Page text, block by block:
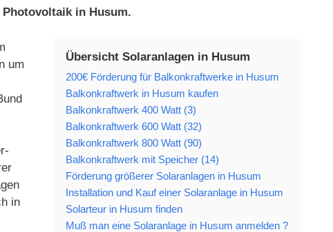
in Husum.
Übersicht Solaranlagen in Husum
200€ Förderung für Balkonkraftwerke in Husum
Balkonkraftwerk in Husum kaufen
Balkonkraftwerk 400 Watt (3)
Balkonkraftwerk 600 Watt (32)
Balkonkraftwerk 800 Watt (90)
Balkonkraftwerk mit Speicher (14)
Förderung größerer Solaranlagen in Husum
Installation und Kauf einer Solaranlage in Husum
Solarteur in Husum finden
Muß man eine Solaranlage in Husum anmelden ?
um
in